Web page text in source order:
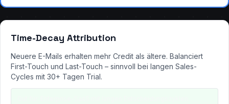
Time-Decay Attribution
Neuere E-Mails erhalten mehr Credit als ältere. Balanciert
First-Touch und Last-Touch – sinnvoll bei langen Sales-
Cycles mit 30+ Tagen Trial.